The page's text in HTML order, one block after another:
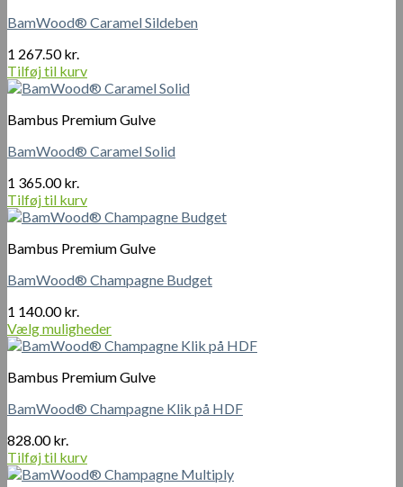
BamWood® Caramel Sildeben
1 267.50kr.
Tilføj til kurv
Bambus Premium Gulve
BamWood® Caramel Solid
1 365.00kr.
Tilføj til kurv
Bambus Premium Gulve
BamWood® Champagne Budget
1 140.00kr.
Vælg muligheder
Dette
har
varianter.
kan
vælges
på
Bambus Premium Gulve
BamWood® Champagne Klik på HDF
828.00kr.
Tilføj til kurv